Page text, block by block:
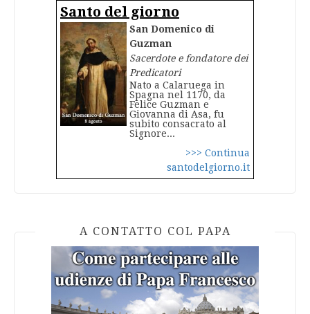
Santo del giorno
San Domenico di
Guzman
Sacerdote e fondatore dei
Predicatori
Nato a Calaruega in
Spagna nel 1170, da
Felice Guzman e
Giovanna di Asa, fu
subito consacrato al
Signore...
>>> Continua
santodelgiorno.it
A CONTATTO COL PAPA